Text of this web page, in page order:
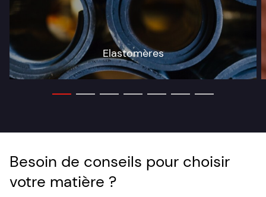
Elastomères
Besoin de conseils pour choisir
votre matière ?